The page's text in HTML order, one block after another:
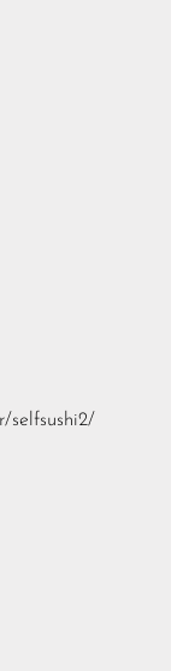
selfsushi2/